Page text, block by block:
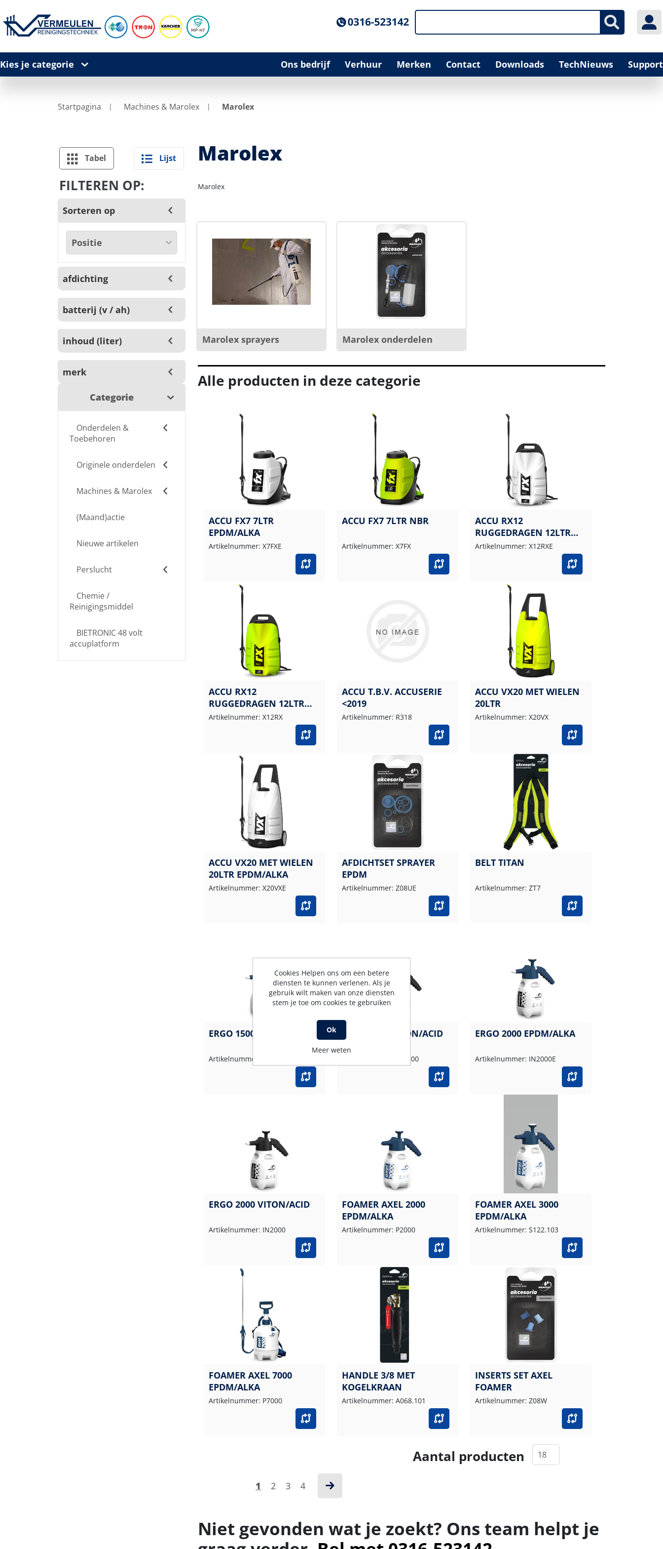
Kies je categorie Ons bedrijf Verhuur Merken Contact Downloads TechNieuws Support
Startpagina Machines & Marolex Marolex
Tabel Lijst
FILTEREN OP:
Sorteren op
afdichting
batterij (v / ah)
inhoud (liter)
merk
Categorie
Onderdelen &
Toebehoren
Originele onderdelen
Machines & Marolex
(Maand)actie
Nieuwe artikelen
Perslucht
Chemie /
Reinigingsmiddel
BIETRONIC 48 volt
accuplatform
Marolex
Marolex
Marolex sprayers Marolex onderdelen
Alle producten in deze categorie
ACCU FX7 7LTR
EPDM/ALKA
Artikelnummer: X7FXE
ACCU FX7 7LTR NBR
Artikelnummer: X7FX
ACCU RX12
RUGGEDRAGEN 12LTR
EPDM/ALKA
Artikelnummer: X12RXE
ACCU RX12
RUGGEDRAGEN 12LTR
NBR
Artikelnummer: X12RX
ACCU T.B.V. ACCUSERIE
<2019
Artikelnummer: R318
ACCU VX20 MET WIELEN
20LTR
Artikelnummer: X20VX
ACCU VX20 MET WIELEN
20LTR EPDM/ALKA
Artikelnummer: X20VXE
AFDICHTSET SPRAYER
EPDM
Artikelnummer: Z08UE
BELT TITAN
Artikelnummer: ZT7
ERGO 1500 EPDM/ALKA
Artikelnummer: IN1500E
ERGO 1500 VITON/ACID
Artikelnummer: IN1500
ERGO 2000 EPDM/ALKA
Artikelnummer: IN2000E
ERGO 2000 VITON/ACID
Artikelnummer: IN2000
FOAMER AXEL 2000
EPDM/ALKA
Artikelnummer: P2000
FOAMER AXEL 3000
EPDM/ALKA
Artikelnummer: S122.103
FOAMER AXEL 7000
EPDM/ALKA
Artikelnummer: P7000
HANDLE 3/8 MET
KOGELKRAAN
Artikelnummer: A068.101
INSERTS SET AXEL
FOAMER
Artikelnummer: Z08W
1 2 3 4
Aantal producten
Niet gevonden wat je zoekt? Ons team helpt je
Cookies Helpen ons om een betere
diensten te kunnen verlenen. Als je
gebruik wilt maken van onze diensten
stem je toe om cookies te gebruiken
Ok
Meer weten